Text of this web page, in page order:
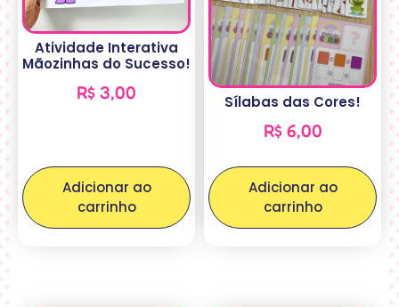
Atividade Interativa
Mãozinhas do Sucesso!
R$ 3,00
Adicionar ao
carrinho
Sílabas das Cores!
R$6,00
Adicionar ao
carrinho